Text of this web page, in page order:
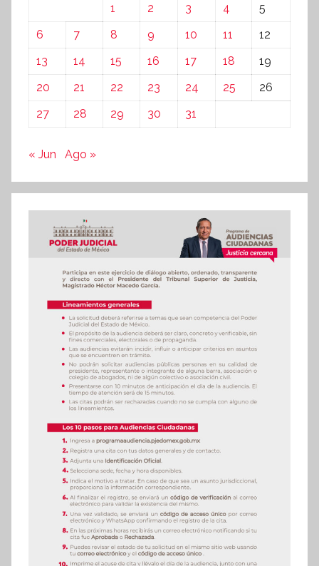
1
2 3 4
5
6
7 8 9 10 11
12
13
14 15 16 17 18
19
20
21 22 23 24 25
26
27
28 29 30 31
« Jun Ago »